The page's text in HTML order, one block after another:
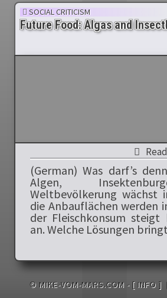
SOCIAL CRITICISM
Future Food: Algas and
(German) Was darf’s
Algen,
Weltbevölkerung wächst
die Anbauflächen werden
der Fleischkonsum steigt
an. Welche Lösungen
© MIKE-VOM-MARS.COM - [ INFO ]